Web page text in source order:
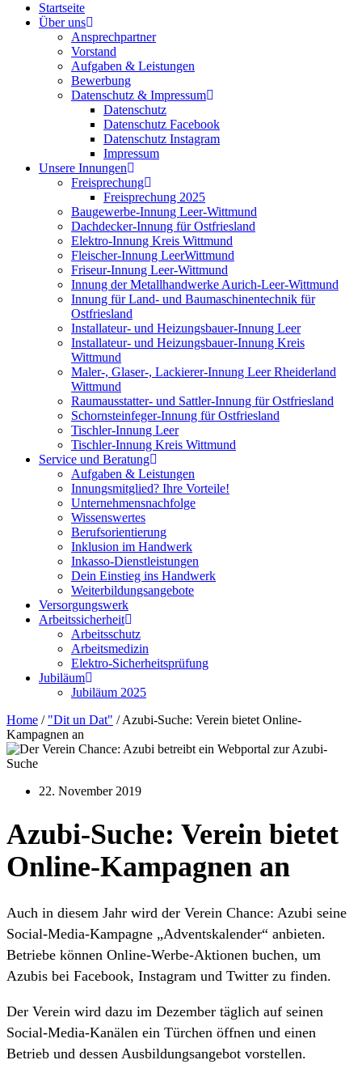
Startseite
Über uns
Ansprechpartner
Vorstand
Aufgaben & Leistungen
Bewerbung
Datenschutz & Impressum
Datenschutz
Datenschutz Facebook
Datenschutz Instagram
Impressum
Unsere Innungen
Freisprechung
Freisprechung 2025
Baugewerbe-Innung Leer-Wittmund
Dachdecker-Innung für Ostfriesland
Elektro-Innung Kreis Wittmund
Fleischer-Innung LeerWittmund
Friseur-Innung Leer-Wittmund
Innung der Metallhandwerke Aurich-Leer-Wittmund
Innung für Land- und Baumaschinentechnik für
Ostfriesland
Installateur- und Heizungsbauer-Innung Leer
Installateur- und Heizungsbauer-Innung Kreis
Wittmund
Maler-, Glaser-, Lackierer-Innung Leer Rheiderland
Wittmund
Raumausstatter- und Sattler-Innung für Ostfriesland
Schornsteinfeger-Innung für Ostfriesland
Tischler-Innung Leer
Tischler-Innung Kreis Wittmund
Service und Beratung
Aufgaben & Leistungen
Innungsmitglied? Ihre Vorteile!
Unternehmensnachfolge
Wissenswertes
Berufsorientierung
Inklusion im Handwerk
Inkasso-Dienstleistungen
Dein Einstieg ins Handwerk
Weiterbildungsangebote
Versorgungswerk
Arbeitssicherheit
Arbeitsschutz
Arbeitsmedizin
Elektro-Sicherheitsprüfung
Jubiläum
Jubiläum 2025
Home / "Dit un Dat" / Azubi-Suche: Verein bietet Online-
Kampagnen an
22. November 2019
Azubi-Suche: Verein bietet
Online-Kampagnen an
Auch in diesem Jahr wird der Verein Chance: Azubi seine
Social-Media-Kampagne „Adventskalender“ anbieten.
Betriebe können Online-Werbe-Aktionen buchen, um
Azubis bei Facebook, Instagram und Twitter zu finden.
Der Verein wird dazu im Dezember täglich auf seinen
Social-Media-Kanälen ein Türchen öffnen und einen
Betrieb und dessen Ausbildungsangebot vorstellen.